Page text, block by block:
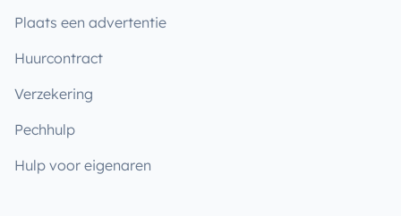
Plaats een advertentie
Huurcontract
Verzekering
Pechhulp
Hulp voor eigenaren